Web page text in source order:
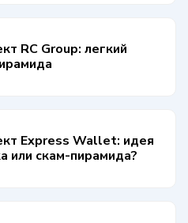
RC Group: легкий
Express Wallet: идея
или скам-пирамида?